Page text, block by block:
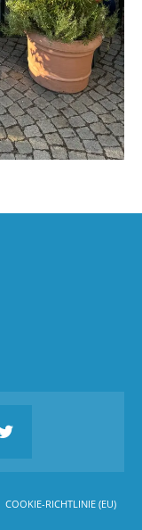
COOKIE-RICHTLINIE (EU)